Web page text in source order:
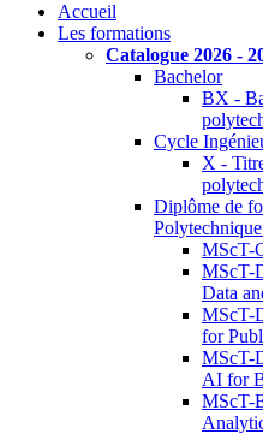
Accueil
Les formations
Catalogue 2026 -
Bachelor
BX -
Cycle
X -
Diplôme de
MScT-
MScT-
Data
MScT-
for
MScT-
AI for
MScT-